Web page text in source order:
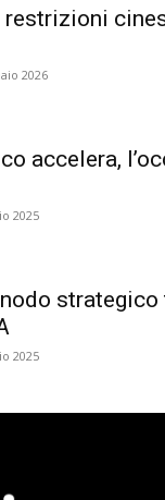
restrizioni
2026
accelera,
2025
strategico
2025